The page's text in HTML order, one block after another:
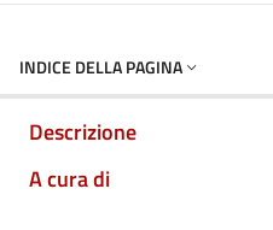
INDICE DELLA PAGINA
Descrizione
A cura di